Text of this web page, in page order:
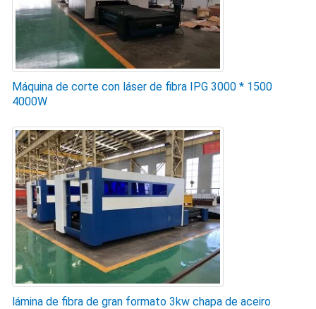
Máquina de corte con láser de fibra IPG 3000 * 1500
4000W
lámina de fibra de gran formato 3kw chapa de aceiro